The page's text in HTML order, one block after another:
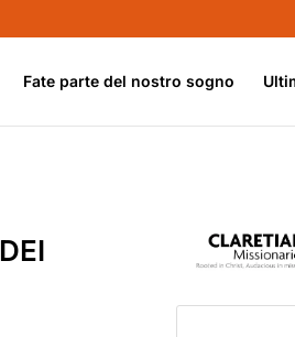
Fate parte del nostro sogno